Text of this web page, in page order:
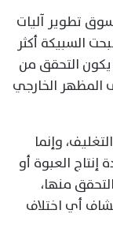
تطوير آليات
السبيكة أكثر
يكون التحقق من
المظهر الخارجي
وإنما
العبوة أو
منها،
أي اختلاف